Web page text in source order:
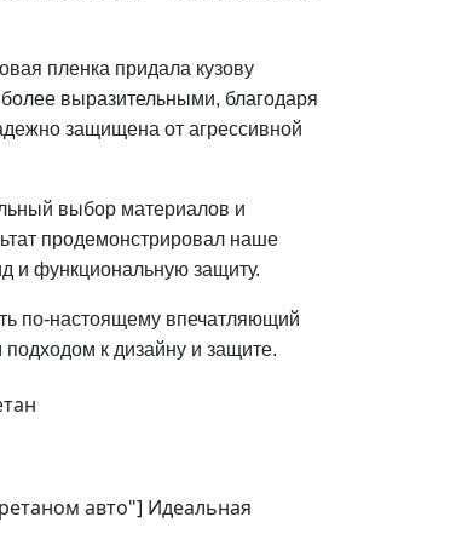
пленка придала кузову
выразительными, благодаря
защищена от агрессивной
выбор материалов и
продемонстрировал наше
и функциональную защиту.
по-настоящему впечатляющий
к дизайну и защите.
авто"] Идеальная